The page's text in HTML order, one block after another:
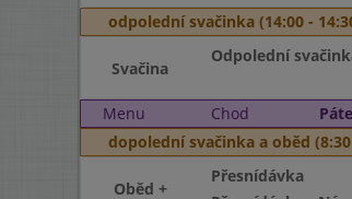
odpolední svačinka (14:00 -
Svačina
Odpolední
Menu Chod
dopolední svačinka a oběd (8:30
Oběd +
Přesnídávka